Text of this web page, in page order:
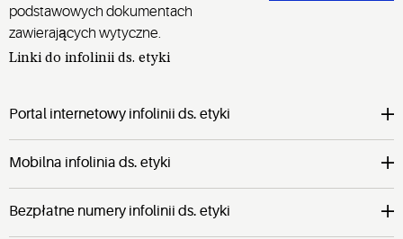
podstawowych dokumentach
zawierających wytyczne.
Linki do infolinii ds. etyki
Portal internetowy infolinii ds. etyki
Mobilna infolinia ds. etyki
Bezpłatne numery infolinii ds. etyki